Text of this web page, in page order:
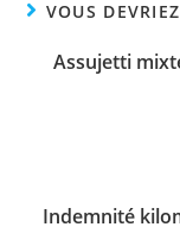
VOUS
Assujetti
Indemnité